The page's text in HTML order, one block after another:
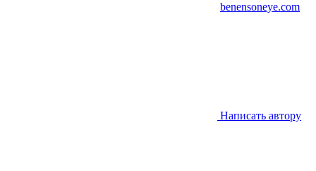
benensoneye.com
Написать автору